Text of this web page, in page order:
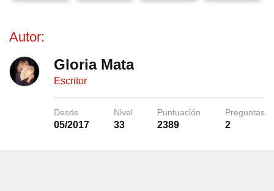
Autor:
Gloria Mata
Escritor
Desde
05/2017
Nivel
33
Puntuación
2389
Preguntas
2